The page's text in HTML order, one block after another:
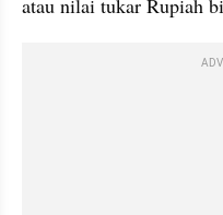
atau nilai tukar Rupiah